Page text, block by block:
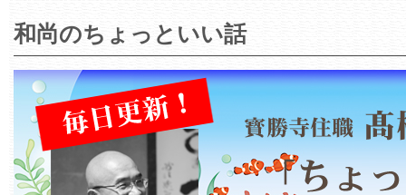
和尚のちょっといい話